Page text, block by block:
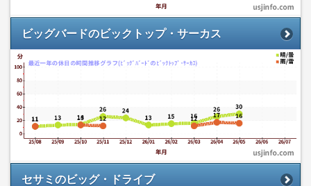
ビッグバードのビックトップ・サーカス
セサミのビッグ・ドライブ